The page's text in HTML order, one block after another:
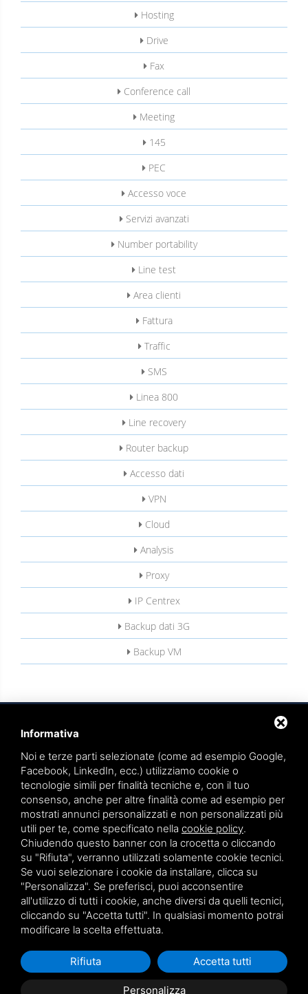
Hosting
Drive
Fax
Conference call
Meeting
145
PEC
Accesso voce
Servizi avanzati
Number portability
Line test
Area clienti
Fattura
Traffic
SMS
Linea 800
Line recovery
Router backup
Accesso dati
VPN
Cloud
Analysis
Proxy
IP Centrex
Backup dati 3G
Backup VM
TEAMWORK S.R.L. | VIA CANOBIO, 10 - 28100 NOVARA
TEL.0321 391066– FAX 0321 399869
P.IVA. 01836570034
VIA GIOVANNI BATTISTA PIRELLI 9 - 20124 MILANO
TEL.02 36539310
Sitemap|Privacy policy|Note legali
Informativa
Noi e terze parti selezionate (come ad esempio Google,
Facebook, LinkedIn, ecc.) utilizziamo cookie o
tecnologie simili per finalità tecniche e, con il tuo
consenso, anche per altre finalità come ad esempio per
mostrati annunci personalizzati e non personalizzati più
utili per te, come specificato nella cookie policy.
Chiudendo questo banner con la crocetta o cliccando
su "Rifiuta", verranno utilizzati solamente cookie tecnici.
Se vuoi selezionare i cookie da installare, clicca su
"Personalizza". Se preferisci, puoi acconsentire
all'utilizzo di tutti i cookie, anche diversi da quelli tecnici,
cliccando su "Accetta tutti". In qualsiasi momento potrai
modificare la scelta effettuata.
Personalizza
Rifiuta Accetta tutti